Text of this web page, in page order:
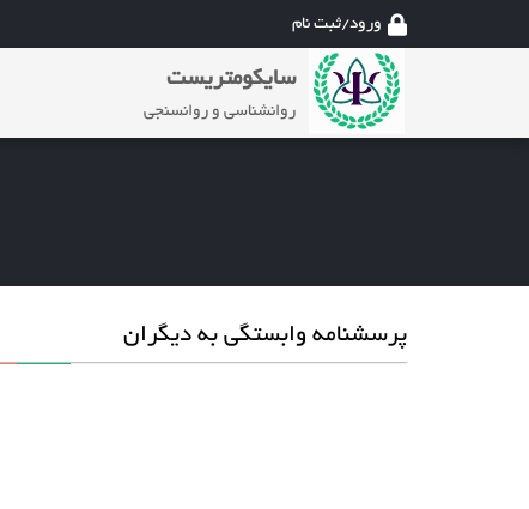
ورود/ثبت نام
سایکومتریست
روانشناسی و روانسنجی
پرسشنامه وابستگی به دیگران